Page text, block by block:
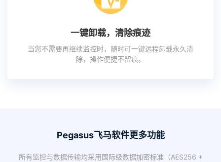
一键卸载，清除痕迹
当您不需要再继续监控时，随时可一键远程卸载永久清
除，操作便捷不留痕。
Pegasus飞马软件更多功能
所有监控与数据传输均采用国际级数据加密标准（AES256 +